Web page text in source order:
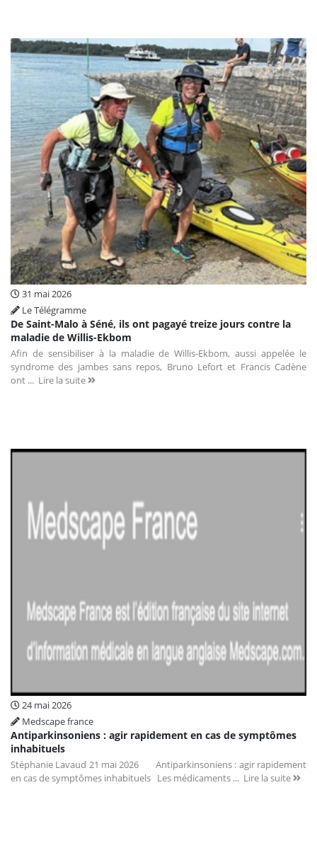
31 mai 2026
Le Télégramme
De Saint-Malo à Séné, ils ont pagayé treize jours contre la
maladie de Willis-Ekbom
Afin de sensibiliser à la maladie de Willis-Ekbom, aussi appelée le
syndrome des jambes sans repos, Bruno Lefort et Francis Cadène
ont ... Lire la suite
24 mai 2026
Medscape france
Antiparkinsoniens : agir rapidement en cas de symptômes
inhabituels
Stéphanie Lavaud 21 mai 2026 Antiparkinsoniens : agir rapidement
en cas de symptômes inhabituels Les médicaments ... Lire la suite